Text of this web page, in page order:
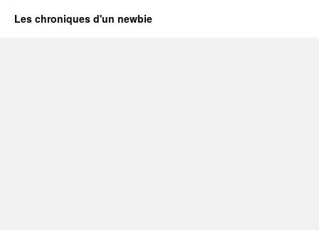
Les chroniques d'un newbie